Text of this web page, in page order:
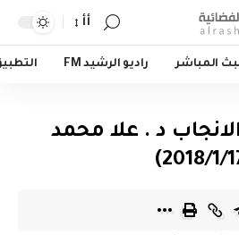
أأ
المباشر راديو الرشيد FM
د . علا محمد